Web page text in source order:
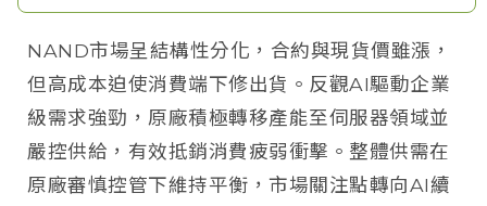
NAND市場呈結構性分化，合約與現貨價雖漲，
但高成本迫使消費端下修出貨。反觀AI驅動企業
級需求強勁，原廠積極轉移產能至伺服器領域並
嚴控供給，有效抵銷消費疲弱衝擊。整體供需在
原廠審慎控管下維持平衡，市場關注點轉向AI續